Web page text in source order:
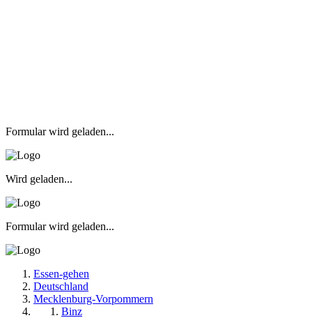
Formular wird geladen...
Wird geladen...
Formular wird geladen...
Essen-gehen
Deutschland
Mecklenburg-Vorpommern
Binz